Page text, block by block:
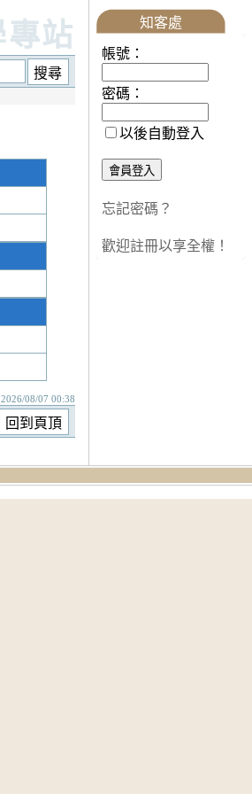
站
08/07 00:38
知客處
帳號：
密碼：
以後自動登入
忘記密碼？
歡迎註冊以享全權！